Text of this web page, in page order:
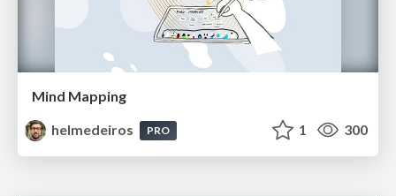
Mind Mapping
helmedeiros
PRO 1 300